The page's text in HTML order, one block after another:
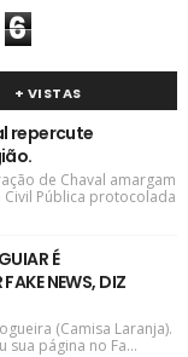
6
+ VISTAS
repercute
de Chaval amargam
Civil Pública protocolada
É
NEWS, DIZ
(Camisa Laranja).
sua página no Fa...